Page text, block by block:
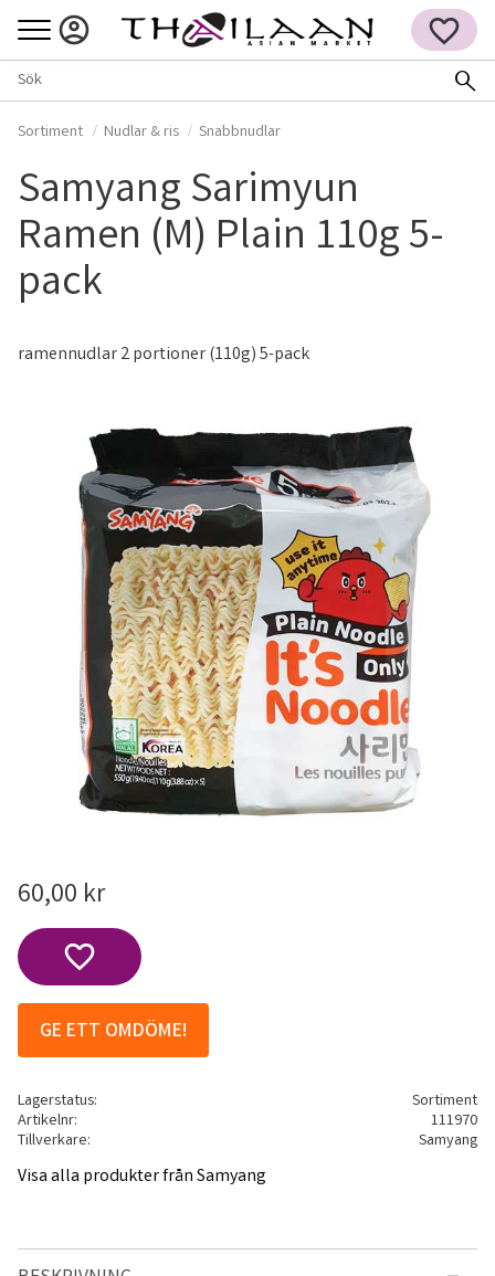
FAVORITER
Sortiment Nudlar & ris Snabbnudlar
Samyang Sarimyun
Ramen (M) Plain 110g 5-
pack
ramennudlar 2 portioner (110g) 5-pack
60,00 kr
Lägg till i favoriter
Lagerstatus
Sortiment
Artikelnr
111970
Tillverkare
Samyang
Visa alla produkter från Samyang
GE ETT OMDÖME!